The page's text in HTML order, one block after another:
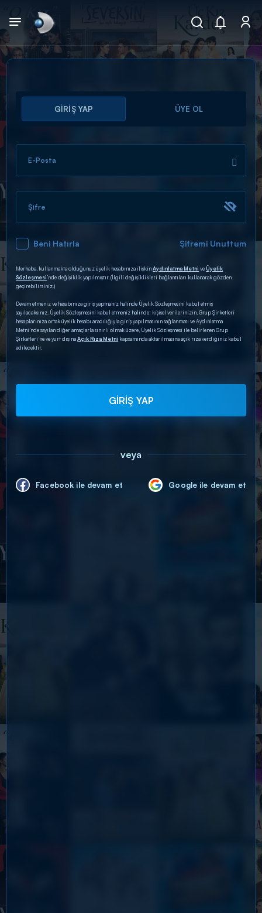
Arama
ARAMA SONUÇLARI
DİĞER SONUÇLAR
GİRİŞ YAP ÜYE OL
E-Posta
Şifre
Beni Hatırla Şifremi Unuttum
Merhaba, kullanmakta olduğunuz üyelik hesabınıza ilişkinAydınlatma Metni veÜyelik
Sözleşmesi’nde değişiklik yapılmıştır. (İlgili değişiklikleri bağlantıları kullanarak gözden
geçirebilirsiniz.)
Devam etmeniz ve hesabınıza giriş yapmanız halinde Üyelik Sözleşmesini kabul etmiş
sayılacaksınız. Üyelik Sözleşmesini kabul etmeniz halinde; kişisel verilerinizin, Grup Şirketleri
hesaplarınıza ortak üyelik hesabı aracılığıyla giriş yapılmasının sağlanması ve Aydınlatma
Metni’nde sayılan diğer amaçlarla sınırlı olmak üzere, Üyelik Sözleşmesi ile belirlenen Grup
Şirketleri’ne ve yurt dışınaAçık Rıza Metni kapsamında aktarılmasına açık rıza verdiğiniz kabul
edilecektir.
GİRİŞ YAP
veya
Facebook ile devam et Google ile devam et